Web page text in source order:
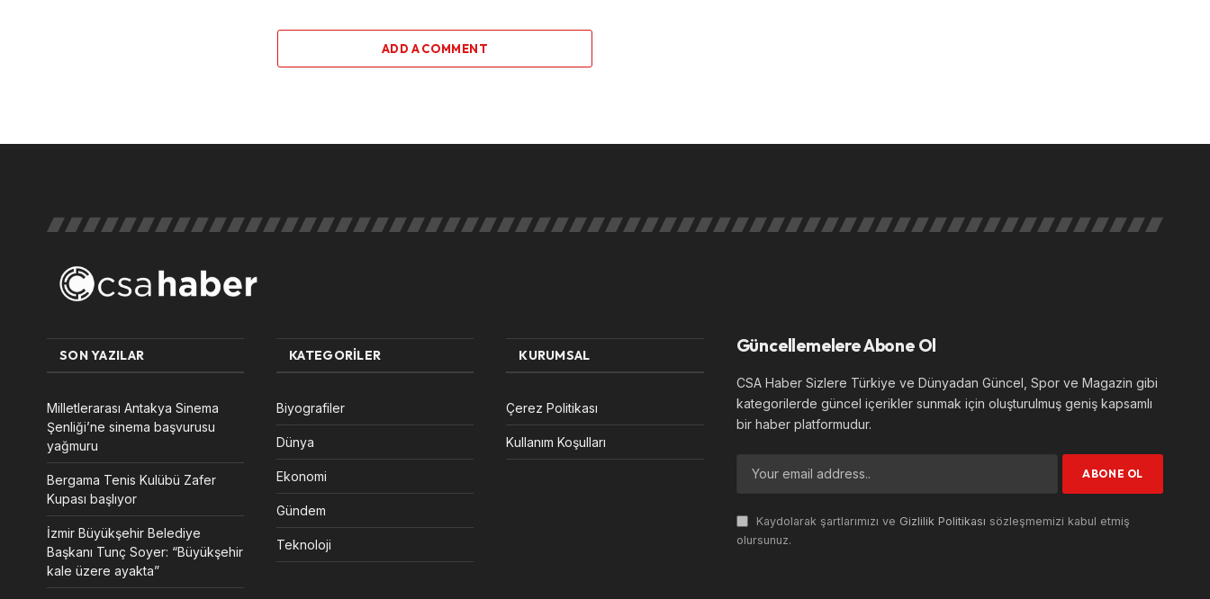
ADD A COMMENT
SON YAZILAR
Milletlerarası Antakya Sinema
Şenliği’ne sinema başvurusu
yağmuru
Bergama Tenis Kulübü Zafer
Kupası başlıyor
İzmir Büyükşehir Belediye
Başkanı Tunç Soyer: “Büyükşehir
kale üzere ayakta”
KATEGORILER
Biyografiler
Dünya
Ekonomi
Gündem
Teknoloji
KURUMSAL
Çerez Politikası
Kullanım Koşulları
Güncellemelere Abone Ol
CSA Haber Sizlere Türkiye ve Dünyadan Güncel, Spor ve Magazin gibi
kategorilerde güncel içerikler sunmak için oluşturulmuş geniş kapsamlı
bir haber platformudur.
Kaydolarak şartlarımızı ve Gizlilik Politikası sözleşmemizi kabul etmiş
olursunuz.